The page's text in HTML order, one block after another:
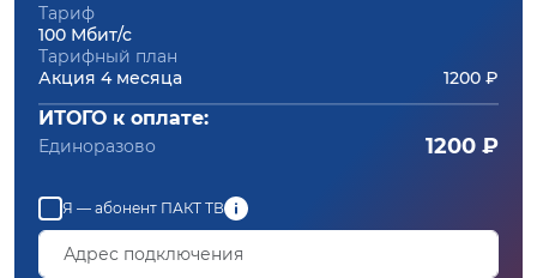
Тариф
100 Мбит/с
Тарифный план
Акция 4 месяца
1200 ₽
ИТОГО к оплате:
Единоразово 1200 ₽
Я — абонент ПАКТ ТВ